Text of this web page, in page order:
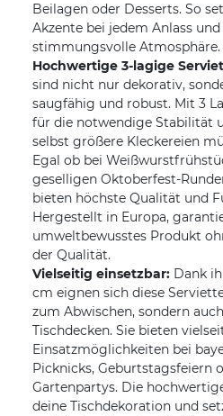
Beilagen oder Desserts. So
Akzente bei jedem Anlass
stimmungsvolle Atmosphäre.
Hochwertige 3-lagige
sind nicht nur dekorativ,
saugfähig und robust. Mit 3
für die notwendige Stabilität
selbst größere Kleckereien
Egal ob bei
geselligen Oktoberfest-
bieten höchste Qualität und
Hergestellt in Europa,
umweltbewusstes Produkt
der Qualität.
Vielseitig einsetzbar: Dank
cm eignen sich diese
zum Abwischen, sondern
Tischdecken. Sie bieten
Einsatzmöglichkeiten bei
Picknicks, Geburtstagsfeiern
Gartenpartys. Die
deine Tischdekoration und